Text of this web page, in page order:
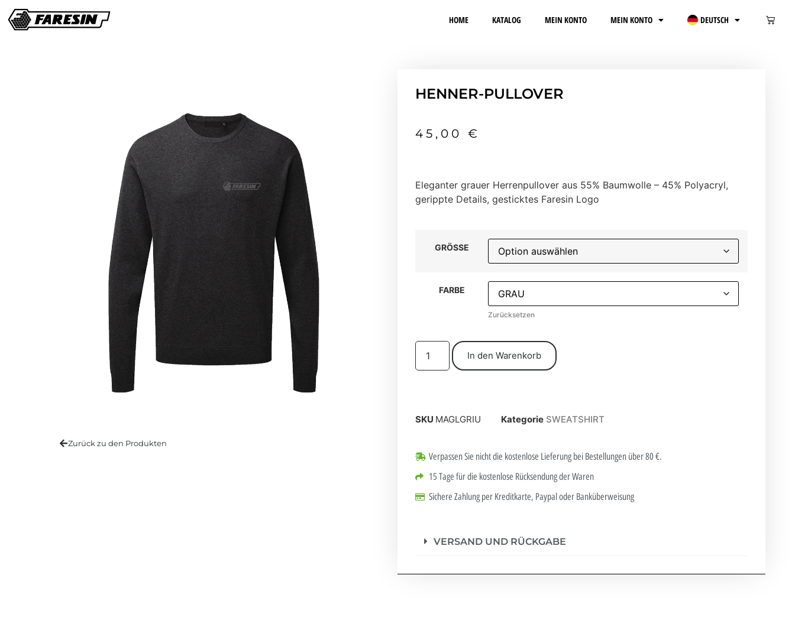
HOME KATALOG MEIN KONTO MEIN KONTO DEUTSCH
Zurück zu den Produkten
HENNER-PULLOVER
45,00 €
Eleganter grauer Herrenpullover aus 55% Baumwolle – 45% Polyacryl,
gerippte Details, gesticktes Faresin Logo
GRÖSSE
FARBE
Zurücksetzen
In den Warenkorb
SKU MAGLGRIU Kategorie SWEATSHIRT
Verpassen Sie nicht die kostenlose Lieferung bei Bestellungen über 80 €.
15 Tage für die kostenlose Rücksendung der Waren
Sichere Zahlung per Kreditkarte, Paypal oder Banküberweisung
VERSAND UND RÜCKGABE